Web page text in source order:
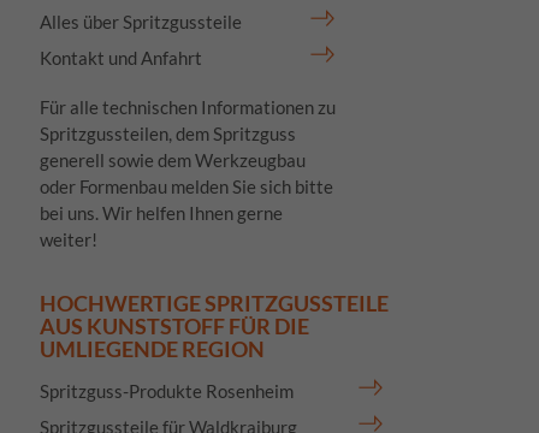
Alles über Spritzgussteile
Kontakt und Anfahrt
Für alle technischen Informationen zu
Spritzgussteilen, dem Spritzguss
generell sowie dem Werkzeugbau
oder Formenbau melden Sie sich bitte
bei uns. Wir helfen Ihnen gerne
weiter!
HOCHWERTIGE SPRITZGUSSTEILE
AUS KUNSTSTOFF FÜR DIE
UMLIEGENDE REGION
Spritzguss-Produkte Rosenheim
Spritzgussteile für Waldkraiburg